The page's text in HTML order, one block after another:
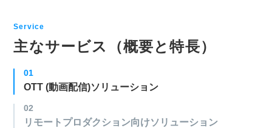
Service
主なサービス（概要と特長）
01
OTT (動画配信)ソリューション
02
リモートプロダクション向けソリューション